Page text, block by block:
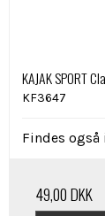
KAJAK SPORT
KF3647
Findes også
49,00 DKK